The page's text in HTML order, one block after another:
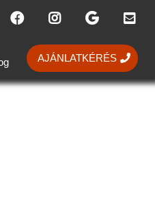
hogy megvalósították
AJÁNLATKÉRÉS